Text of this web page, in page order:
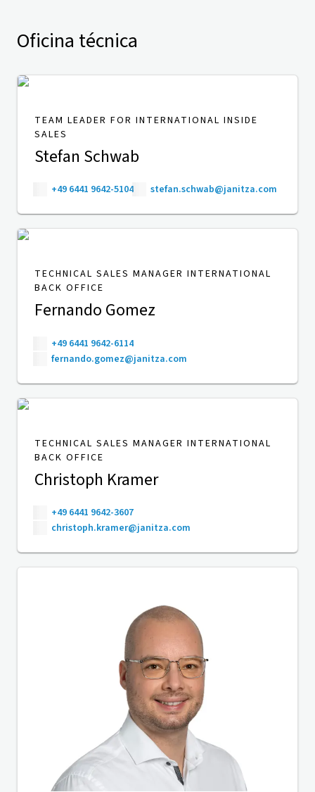
Oficina técnica
TEAM LEADER FOR INTERNATIONAL INSIDE
SALES
Stefan Schwab
+49 6441 9642-5104 stefan.schwab@janitza.com
TECHNICAL SALES MANAGER INTERNATIONAL
BACK OFFICE
Fernando Gomez
+49 6441 9642-6114
fernando.gomez@janitza.com
TECHNICAL SALES MANAGER INTERNATIONAL
BACK OFFICE
Christoph Kramer
+49 6441 9642-3607
christoph.kramer@janitza.com